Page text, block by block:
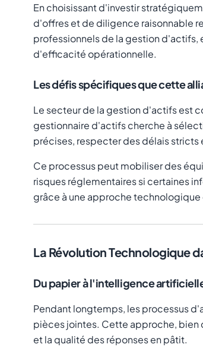
En choisissant d'investir
d'offres et de diligence raisonnable
professionnels de la gestion d'actifs,
d'efficacité opérationnelle.
Les défis spécifiques que cette
Le secteur de la gestion d'actifs est
gestionnaire d'actifs cherche à
précises, respecter des délais stricts
Ce processus peut mobiliser des
risques réglementaires si certaines
grâce à une approche
La Révolution Technologique
Du papier à l'intelligence
Pendant longtemps, les processus
pièces jointes. Cette approche, bien
et la qualité des réponses en pâtit.